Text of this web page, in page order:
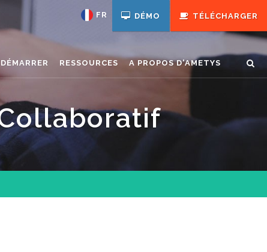
RESSOURCES A PROPOS D'AMETYS
FR DÉMO TÉLÉCHARGER